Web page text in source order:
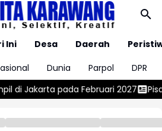
Ini Desa Daerah
Dunia Parpol
DPR
Pisang Goreng Sambal Roa,